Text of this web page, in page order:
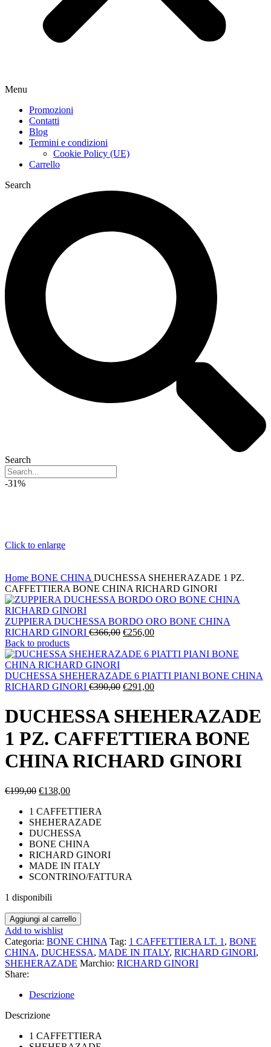
Menu
Promozioni
Contatti
Blog
Termini e condizioni
Cookie Policy (UE)
Carrello
Search
Search
-31%
Click to enlarge
Home BONE CHINA DUCHESSA SHEHERAZADE 1 PZ.
CAFFETTIERA BONE CHINA RICHARD GINORI
ZUPPIERA DUCHESSA BORDO ORO BONE CHINA
RICHARD GINORI €366,00 Il
originale
€366,00.
€256,00Il
attuale
€256,00.
Back to products
DUCHESSA SHEHERAZADE 6 PIATTI PIANI BONE CHINA
RICHARD GINORI €390,00 Il
originale
era:
€291,00Il
attuale
è:
DUCHESSA SHEHERAZADE
1 PZ. CAFFETTIERA BONE
CHINA RICHARD GINORI
€199,00 Il
originale
era:
€199,00.
€138,00Il
attuale
è:
€138,00.
1 CAFFETTIERA
SHEHERAZADE
DUCHESSA
BONE CHINA
RICHARD GINORI
MADE IN ITALY
SCONTRINO/FATTURA
1 disponibili
DUCHESSA
SHEHERAZADE
1
PZ.
CAFFETTIERA
BONE
RICHARD
quantità
Aggiungi al carrello
Add to wishlist
Categoria: BONE CHINA Tag: 1 CAFFETTIERA LT. 1 , BONE
CHINA, DUCHESSA, MADE IN ITALY, RICHARD GINORI,
SHEHERAZADE Marchio: RICHARD GINORI
Share:
Descrizione
Descrizione
1 CAFFETTIERA